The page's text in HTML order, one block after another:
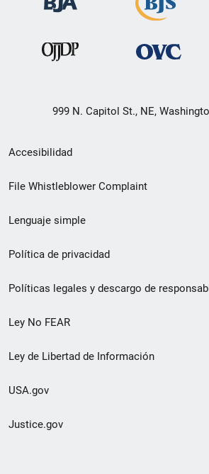
999 N. Capitol St., NE,
Menú
de
de
pie
de
página
Accesibilidad
File Whistleblower Complaint
Lenguaje simple
Política de privacidad
Políticas legales y descargo de
Ley No FEAR
Ley de Libertad de Información
USA.gov
Justice.gov